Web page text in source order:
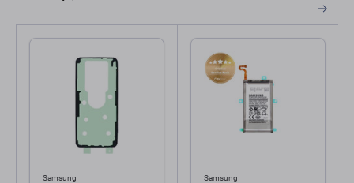
Samsung Samsung